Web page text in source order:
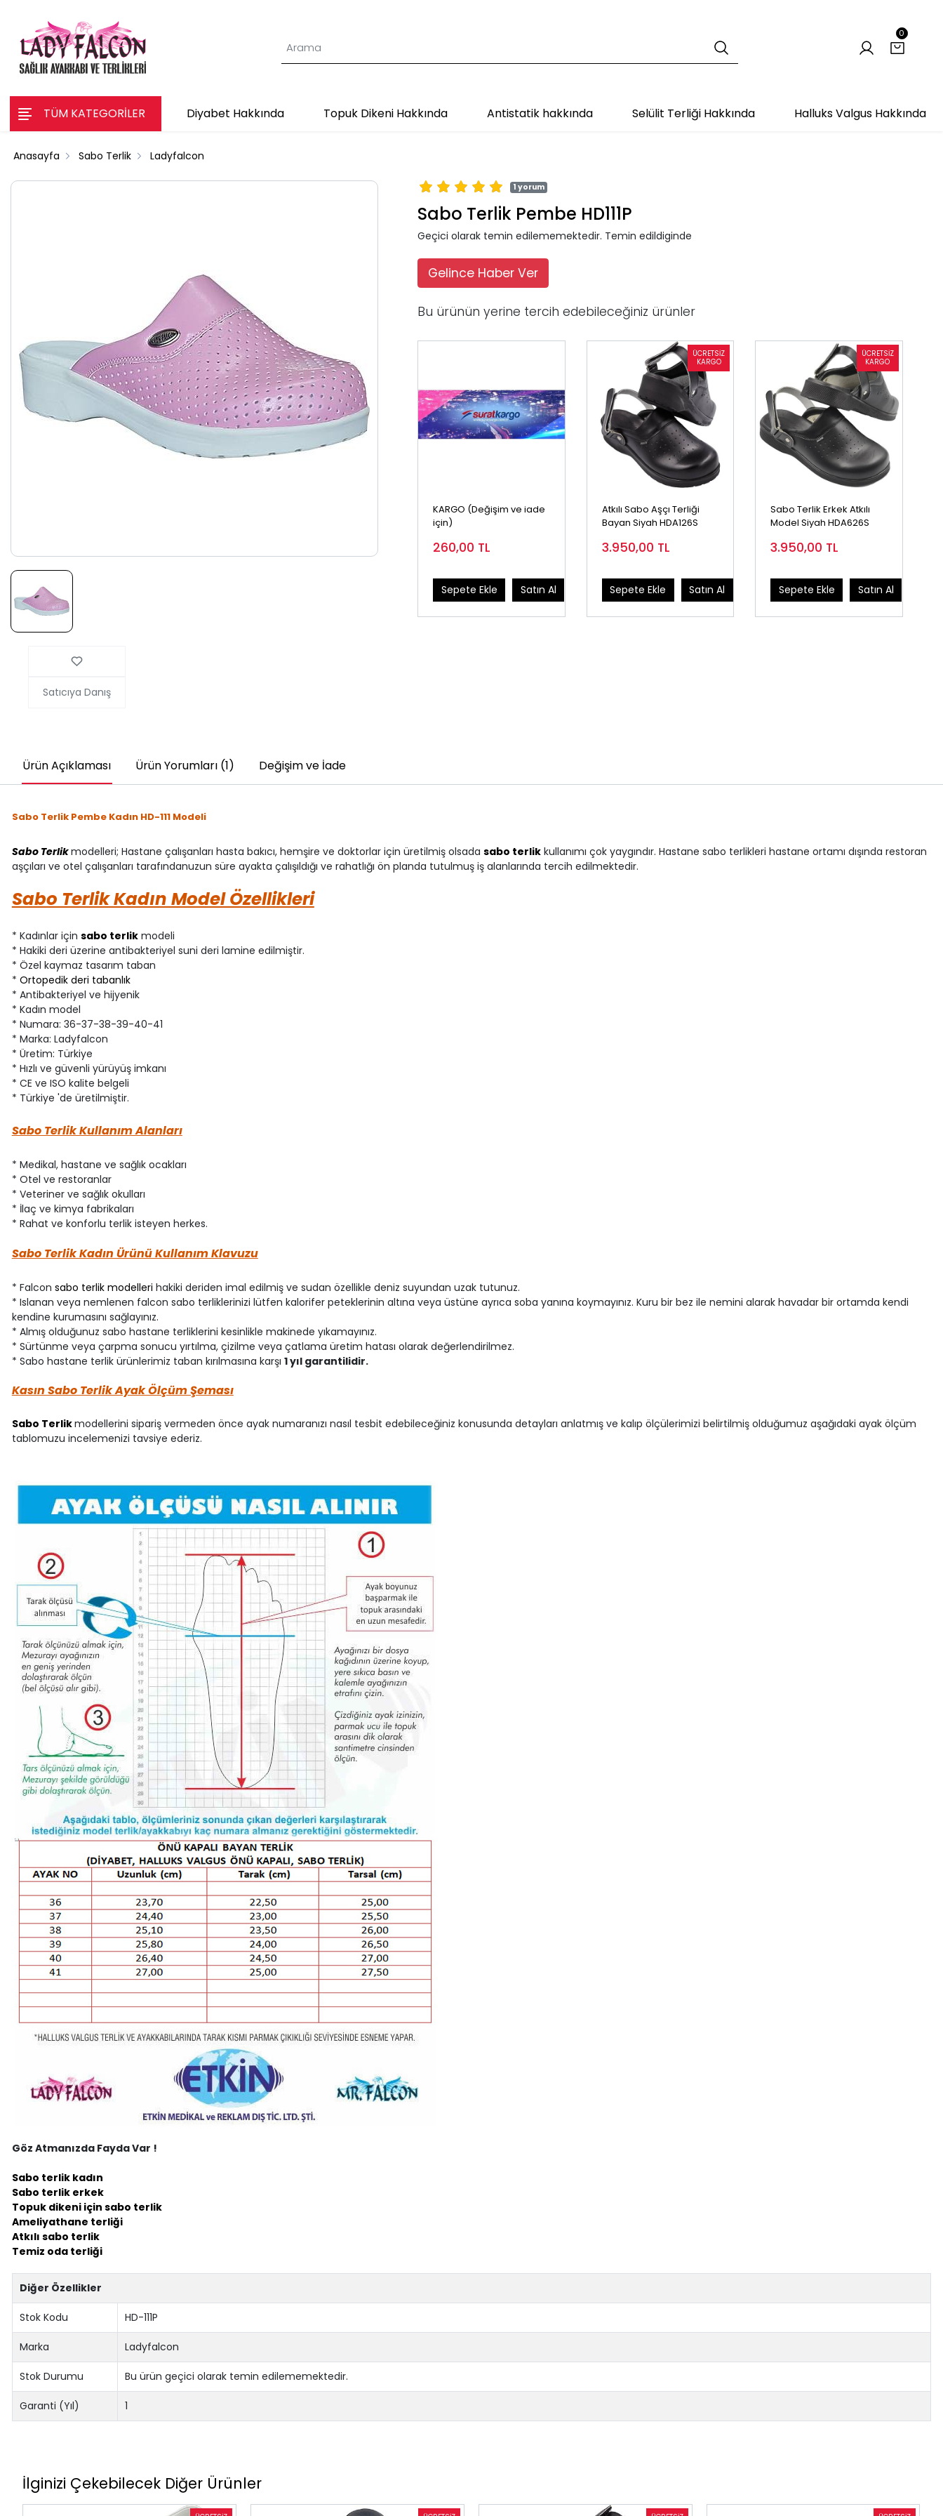
0
TÜM KATEGORİLER Diyabet Hakkında Topuk Dikeni Hakkında Antistatik hakkında Selülit Terliği Hakkında Halluks Valgus Hakkında
Anasayfa Sabo Terlik Ladyfalcon
1 yorum
Sabo Terlik Pembe HD111P
Geçici olarak temin edilememektedir. Temin edildiginde
Gelince Haber Ver
Bu ürünün yerine tercih edebileceğiniz ürünler
KARGO (Değişim ve iade
için)
260,00 TL
Sepete Ekle Satın Al
Atkılı Sabo Aşçı Terliği
Bayan Siyah HDA126S
3.950,00 TL
Sepete Ekle Satın Al
Sabo Terlik Erkek Atkılı
Model Siyah HDA626S
3.950,00 TL
Sepete Ekle Satın Al
Satıcıya Danış
Ürün Açıklaması Ürün Yorumları (1) Değişim ve İade
Sabo Terlik Pembe Kadın HD-111 Modeli
Sabo Terlikmodelleri; Hastane çalışanları hasta bakıcı, hemşire ve doktorlar için üretilmiş olsada sabo terlikkullanımı çok yaygındır. Hastane sabo terlikleri hastane ortamı dışında restoran
aşçıları ve otel çalışanları tarafındanuzun süre ayakta çalışıldığı ve rahatlığı ön planda tutulmuş iş alanlarında tercih edilmektedir.
Sabo Terlik Kadın Model Özellikleri
* Kadınlar için sabo terlikmodeli
* Hakiki deri üzerine antibakteriyel suni deri lamine edilmiştir.
* Özel kaymaz tasarım taban
* Ortopedik deri tabanlık
* Antibakteriyel ve hijyenik
* Kadın model
* Numara: 36-37-38-39-40-41
* Marka: Ladyfalcon
* Üretim: Türkiye
* Hızlı ve güvenli yürüyüş imkanı
* CE ve ISO kalite belgeli
* Türkiye 'de üretilmiştir.
Sabo Terlik Kullanım Alanları
* Medikal, hastane ve sağlık ocakları
* Otel ve restoranlar
* Veteriner ve sağlık okulları
* İlaç ve kimya fabrikaları
* Rahat ve konforlu terlik isteyen herkes.
Sabo Terlik Kadın Ürünü Kullanım Klavuzu
* Falcon sabo terlik modelleri hakiki deriden imal edilmiş ve sudan özellikle deniz suyundan uzak tutunuz.
* Islanan veya nemlenen falcon sabo terliklerinizi lütfen kalorifer peteklerinin altına veya üstüne ayrıca soba yanına koymayınız. Kuru bir bez ile nemini alarak havadar bir ortamda kendi
kendine kurumasını sağlayınız.
* Almış olduğunuz sabo hastane terliklerini kesinlikle makinede yıkamayınız.
* Sürtünme veya çarpma sonucu yırtılma, çizilme veya çatlama üretim hatası olarak değerlendirilmez.
* Sabo hastane terlik ürünlerimiz taban kırılmasına karşı 1 yıl garantilidir.
Kasın Sabo Terlik Ayak Ölçüm Şeması
Sabo Terlikmodellerini sipariş vermeden önce ayak numaranızı nasıl tesbit edebileceğiniz konusunda detayları anlatmış ve kalıp ölçülerimizi belirtilmiş olduğumuz aşağıdaki ayak ölçüm
tablomuzu incelemenizi tavsiye ederiz.
Göz Atmanızda Fayda Var !
Sabo terlik kadın
Sabo terlik erkek
Topuk dikeni için sabo terlik
Ameliyathane terliği
Atkılı sabo terlik
Temiz oda terliği
Diğer Özellikler
Stok Kodu HD-111P
Marka Ladyfalcon
Stok Durumu Bu ürün geçici olarak temin edilememektedir.
Garanti (Yıl) 1
İlginizi Çekebilecek Diğer Ürünler